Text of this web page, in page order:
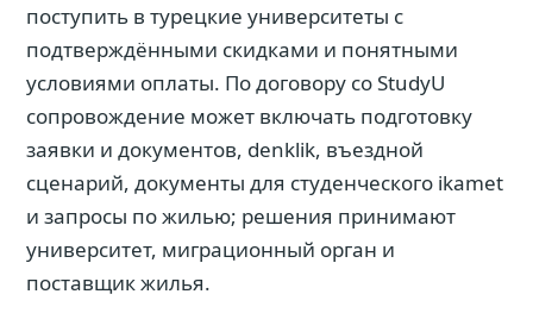
поступить в турецкие университеты с
подтверждёнными скидками и понятными
условиями оплаты. По договору со StudyU
сопровождение может включать подготовку
заявки и документов, denklik, въездной
сценарий, документы для студенческого ikamet
и запросы по жилью; решения принимают
университет, миграционный орган и
поставщик жилья.